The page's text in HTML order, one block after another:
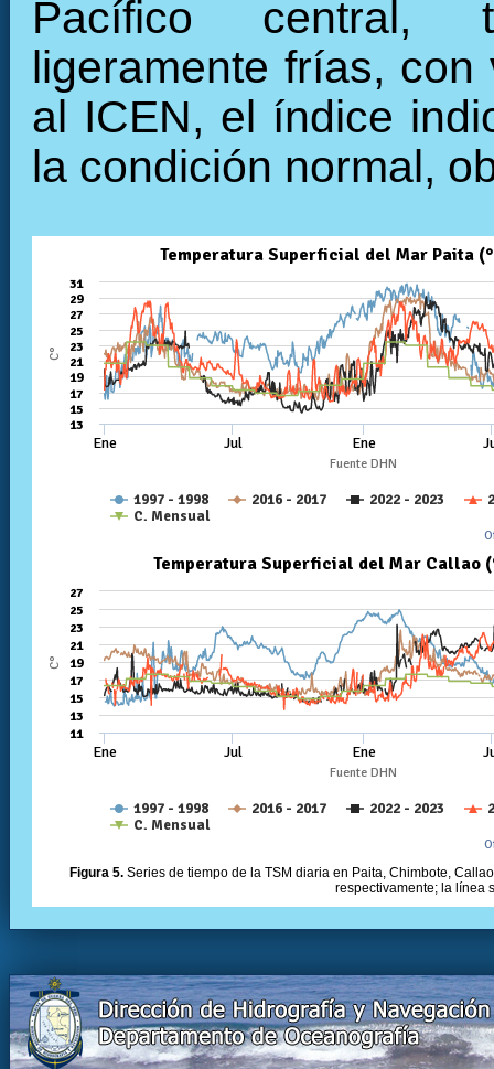
Pacífico central,
ligeramente frías,
al ICEN, el índice
la condición normal,
Figura 5. Series de tiempo de la TSM diaria en Paita, Chimbote,
respectivamente; la línea